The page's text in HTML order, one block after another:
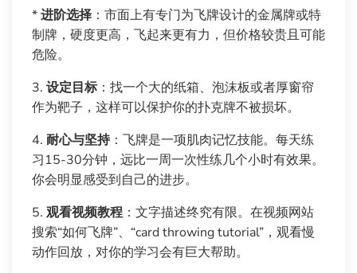
*进阶选择 ：市面上有专门为飞牌设计的金属牌或特
制牌，硬度更高，飞起来更有力，但价格较贵且可能
危险。
3. 设定目标：找一个大的纸箱、泡沫板或者厚窗帘
作为靶子，这样可以保护你的扑克牌不被损坏。
4. 耐心与坚持：飞牌是一项肌肉记忆技能。每天练
习15-30分钟，远比一周一次性练几个小时有效果。
你会明显感受到自己的进步。
5. 观看视频教程：文字描述终究有限。在视频网站
搜索“如何飞牌”、“card throwing tutorial”，观看慢
动作回放，对你的学习会有巨大帮助。